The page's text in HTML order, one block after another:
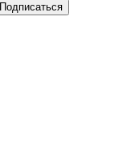
Подписаться